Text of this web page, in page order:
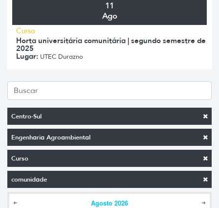
Centro-Sul
Engenharia Agroambiental
Curso
comunidade
Agosto 2026
11
Ago
Curso
Horta universitária comunitária | segundo semestre de
2025
Lugar: UTEC Durazno